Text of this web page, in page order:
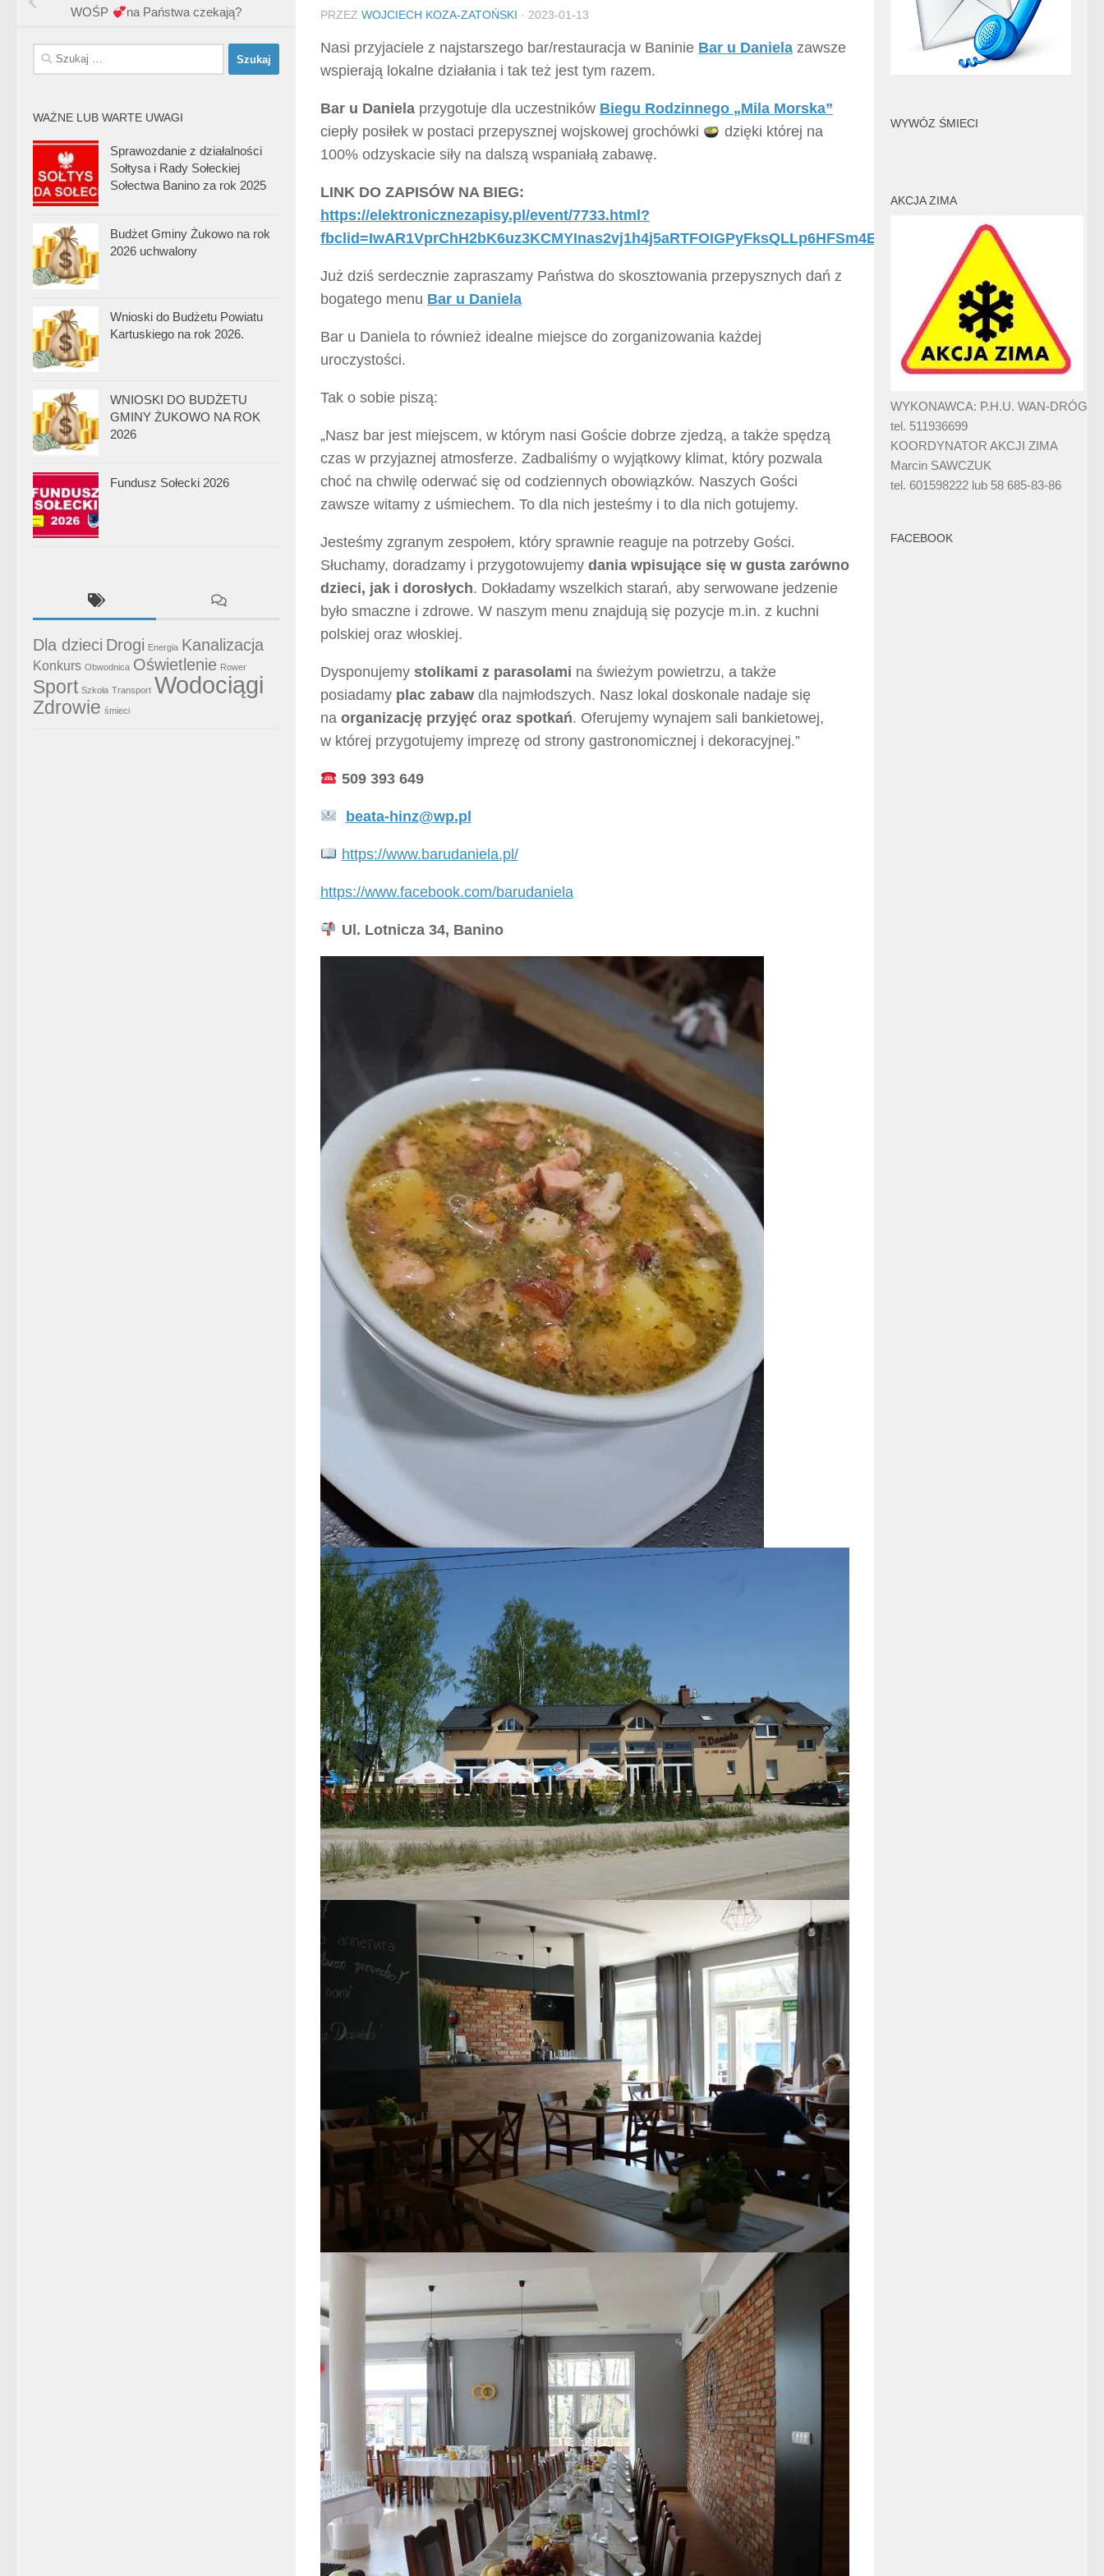
PRZEZ WOJCIECH KOZA-ZATOŃSKI · 2023-01-13
Nasi przyjaciele z najstarszego bar/restauracja w Baninie Bar u Daniela zawsze
wspierają lokalne działania i tak też jest tym razem.
Bar u Daniela przygotuje dla uczestników Biegu Rodzinnego „Mila Morska”
ciepły posiłek w postaci przepysznej wojskowej grochówki
dzięki której na
100% odzyskacie siły na dalszą wspaniałą zabawę.
LINK DO ZAPISÓW NA BIEG:
https://elektronicznezapisy.pl/event/7733.html?
fbclid=IwAR1VprChH2bK6uz3KCMYInas2vj1h4j5aRTFOIGPyFksQLLp6HFSm4EhQrc
Już dziś serdecznie zapraszamy Państwa do skosztowania przepysznych dań z
bogatego menu Bar u Daniela
Bar u Daniela to również idealne miejsce do zorganizowania każdej
uroczystości.
Tak o sobie piszą:
„Nasz bar jest miejscem, w którym nasi Goście dobrze zjedzą, a także spędzą
czas w przyjaznej atmosferze. Zadbaliśmy o wyjątkowy klimat, który pozwala
choć na chwilę oderwać się od codziennych obowiązków. Naszych Gości
zawsze witamy z uśmiechem. To dla nich jesteśmy i to dla nich gotujemy.
Jesteśmy zgranym zespołem, który sprawnie reaguje na potrzeby Gości.
Słuchamy, doradzamy i przygotowujemy dania wpisujące się w gusta zarówno
dzieci, jak i dorosłych. Dokładamy wszelkich starań, aby serwowane jedzenie
było smaczne i zdrowe. W naszym menu znajdują się pozycje m.in. z kuchni
polskiej oraz włoskiej.
Dysponujemy stolikami z parasolami na świeżym powietrzu, a także
posiadamy plac zabaw dla najmłodszych. Nasz lokal doskonale nadaje się
na organizację przyjęć oraz spotkań. Oferujemy wynajem sali bankietowej,
w której przygotujemy imprezę od strony gastronomicznej i dekoracyjnej.”
509 393 649
beata-hinz@wp.pl
https://www.barudaniela.pl/
https://www.facebook.com/barudaniela
Ul. Lotnicza 34, Banino
WOŚP
na Państwa czekają?
Szukaj:
WAŻNE LUB WARTE UWAGI
Sprawozdanie z działalności
Sołtysa i Rady Sołeckiej
Sołectwa Banino za rok 2025
Budżet Gminy Żukowo na rok
2026 uchwalony
Wnioski do Budżetu Powiatu
Kartuskiego na rok 2026.
WNIOSKI DO BUDŻETU
GMINY ŻUKOWO NA ROK
2026
Fundusz Sołecki 2026
Dla dzieci Drogi Energia Kanalizacja
Konkurs Obwodnica Oświetlenie Rower
Sport Szkoła Transport Wodociągi
Zdrowie śmieci
WYWÓZ ŚMIECI
AKCJA ZIMA
WYKONAWCA: P.H.U. WAN-DRÓG
tel. 511936699
KOORDYNATOR AKCJI ZIMA
Marcin SAWCZUK
tel. 601598222 lub 58 685-83-86
FACEBOOK